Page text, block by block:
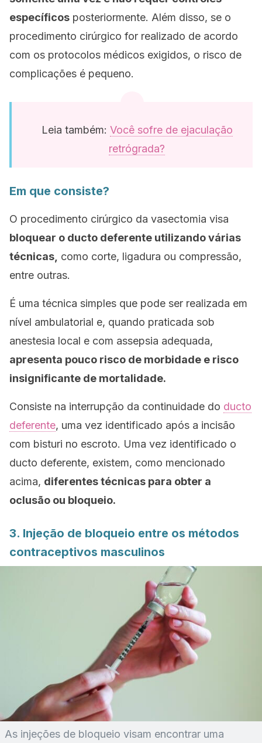
específicos posteriormente. Além disso, se o
procedimento cirúrgico for realizado de acordo
com os protocolos médicos exigidos, o risco de
complicações é pequeno.
Leia também: Você sofre de ejaculação
retrógrada?
Em que consiste?
O procedimento cirúrgico da vasectomia visa
bloquear o ducto deferente utilizando várias
técnicas, como corte, ligadura ou compressão,
entre outras.
É uma técnica simples que pode ser realizada em
nível ambulatorial e, quando praticada sob
anestesia local e com assepsia adequada,
apresenta pouco risco de morbidade e risco
insignificante de mortalidade.
Consiste na interrupção da continuidade do ducto
deferente, uma vez identificado após a incisão
com bisturi no escroto. Uma vez identificado o
ducto deferente, existem, como mencionado
acima, diferentes técnicas para obter a
oclusão ou bloqueio.
3. Injeção de bloqueio entre os métodos
contraceptivos masculinos
As injeções de bloqueio visam encontrar uma